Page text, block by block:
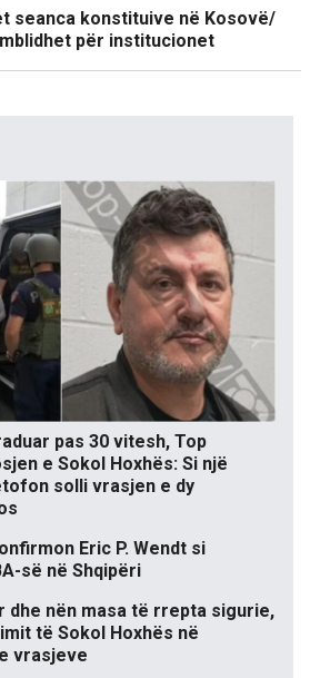
seanca konstituive në Kosovë/
për institucionet
pas 30 vitesh, Top
e Sokol Hoxhës: Si një
solli vrasjen e dy
Eric P. Wendt si
së në Shqipëri
dhe nën masa të rrepta sigurie,
të Sokol Hoxhës në
vrasjeve